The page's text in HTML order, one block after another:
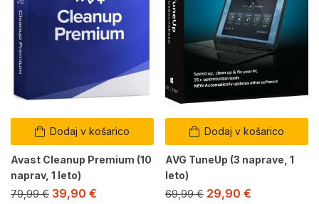
Dodaj v košarico
Avast Cleanup Premium (10
naprav, 1 leto)
79,99€ 39,90 €
Dodaj v košarico
AVG TuneUp (3 naprave, 1
leto)
69,99€ 29,90 €